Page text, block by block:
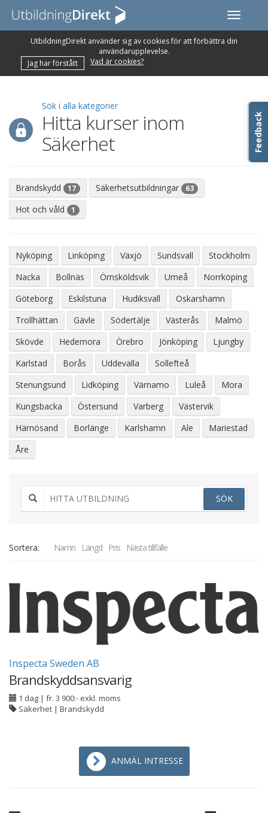
Feedback
Toggle
UtbildningDirekt använder sig av cookies för att förbättra din
användarupplevelse.
Jag har förstått
Vad är cookies?
Sök i alla kategorier
Hitta kurser inom
Säkerhet
Brandskydd 17 Säkerhetsutbildningar 63
Hot och våld 1
Nyköping Linköping Växjö Sundsvall
Stockholm
Nacka
Bollnäs Örnsköldsvik Umeå
Norrköping
Göteborg
Eskilstuna Hudiksvall
Oskarshamn
Trollhättan
Gävle Södertälje Västerås
Malmö
Skövde
Hedemora Örebro Jönköping
Ljungby
Karlstad
Borås Uddevalla
Sollefteå
Stenungsund
Lidköping Värnamo Luleå
Mora
Kungsbacka
Östersund Varberg
Västervik
Härnösand
Borlänge Karlshamn Ale
Mariestad
Åre
SÖK
Sortera: Namn Längd Pris Nästa tillfälle
Inspecta Sweden AB
Brandskyddsansvarig
1 dag | fr. 3 900:- exkl. moms
Säkerhet | Brandskydd
ANMÄL INTRESSE